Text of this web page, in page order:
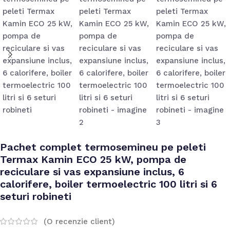
Pachet complet termosemineu pe peleti
Termax Kamin ECO 25 kW, pompa de
reciculare si vas expansiune inclus, 6
calorifere, boiler termoelectric 100 litri si 6
seturi robineti
(O recenzie client)